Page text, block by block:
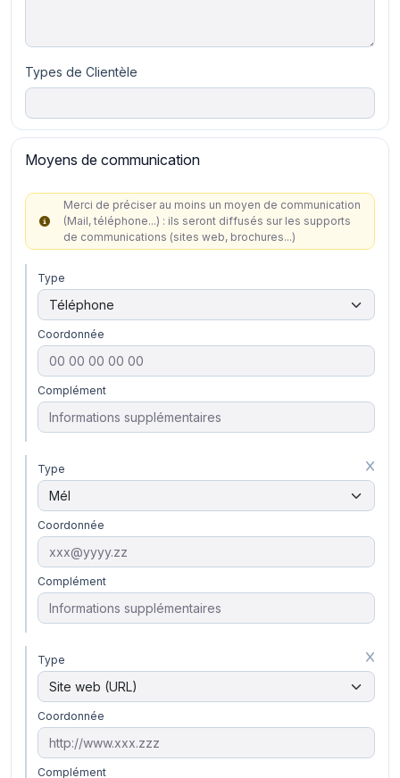
Types de Clientèle
Moyens de communication
Merci de préciser au moins un moyen de communication
(Mail, téléphone...) : ils seront diffusés sur les supports
de communications (sites web, brochures...)
Type
Coordonnée
Complément
Type
Coordonnée
Complément
Type
Coordonnée
Complément